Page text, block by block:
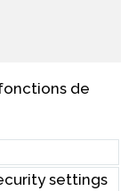
de
settings